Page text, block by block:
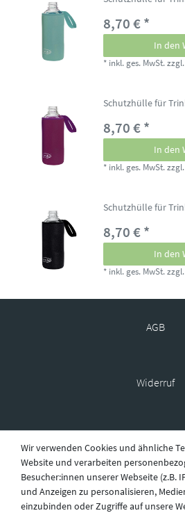
8,70 € *
In den
* inkl. ges. MwSt.
Schutzhülle für
8,70 € *
In den
* inkl. ges. MwSt.
Schutzhülle für
8,70 € *
In den
* inkl. ges. MwSt.
AGB
Widerruf
Versand
Wir verwenden Cookies und ähnliche
Website und verarbeiten
Besucher:innen unserer Webseite (z.B.
und Anzeigen zu personalisieren,
einzubinden oder Zugriffe auf unsere